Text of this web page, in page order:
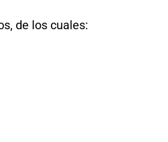
de los cuales: